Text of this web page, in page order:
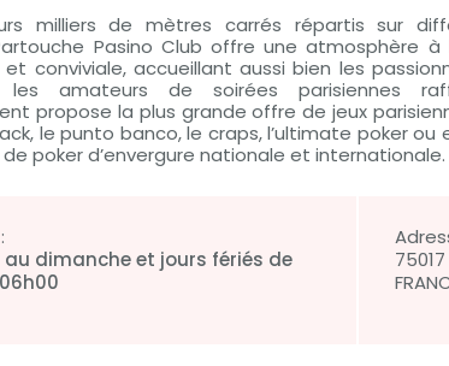
milliers de mètres carrés répartis sur
Pasino Club offre une atmosphère à
conviviale, accueillant aussi bien les
amateurs de soirées parisiennes
propose la plus grande offre de jeux
le punto banco, le craps, l’ultimate poker ou
poker d’envergure nationale et internationale.
au dimanche et jours fériés de
75017